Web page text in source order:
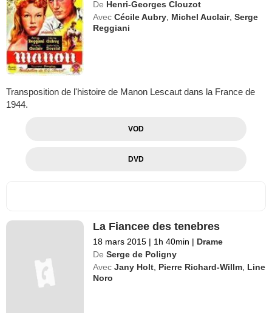
De Henri-Georges Clouzot
Avec Cécile Aubry Michel Auclair,Serge
Reggiani
Transposition de l'histoire de Manon Lescaut dans la France de
1944.
VOD
DVD
La Fiancee des tenebres
18 mars 2015 | 1h 40min | Drame
De Serge de Poligny
Avec Jany Holt Pierre Richard-Willm Line
Noro